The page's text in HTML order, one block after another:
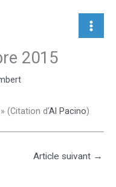
2015
(Citation d’Al Pacino)
Article suivant →